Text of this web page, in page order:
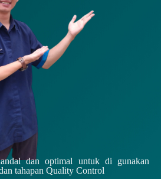
dan optimal untuk di gunakan
tahapan Quality Control